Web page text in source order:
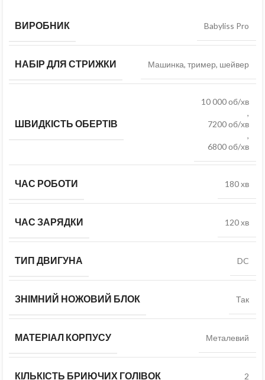
ВИРОБНИК Babyliss Pro
НАБІР ДЛЯ СТРИЖКИ Машинка, тример, шейвер
ШВИДКІСТЬ ОБЕРТІВ
10 000 об/хв
,
7200 об/хв
,
6800 об/хв
ЧАС РОБОТИ 180 хв
ЧАС ЗАРЯДКИ 120 хв
ТИП ДВИГУНА DC
ЗНІМНИЙ НОЖОВИЙ БЛОК Так
МАТЕРІАЛ КОРПУСУ Металевий
КІЛЬКІСТЬ БРИЮЧИХ ГОЛІВОК 2